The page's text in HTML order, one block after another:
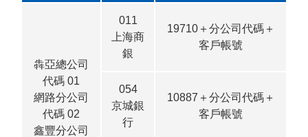
犇亞總公司
代碼 01
網路分公司
代碼 02
鑫豐分公司
011
上海商
銀
19710＋分公司代碼＋
客戶帳號
054
京城銀
行
10887＋分公司代碼＋
客戶帳號